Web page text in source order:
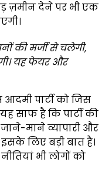
ज़मीन देने पर भी एक
की मर्जी से चलेगी,
यह फेयर और
पार्टी को जिस
साफ है कि पार्टी की
माने व्यापारी और
लिए बड़ी बात है।
भी लोगों को